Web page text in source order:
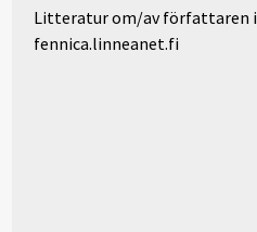
Litteratur om/av författaren i
fennica.linneanet.fi